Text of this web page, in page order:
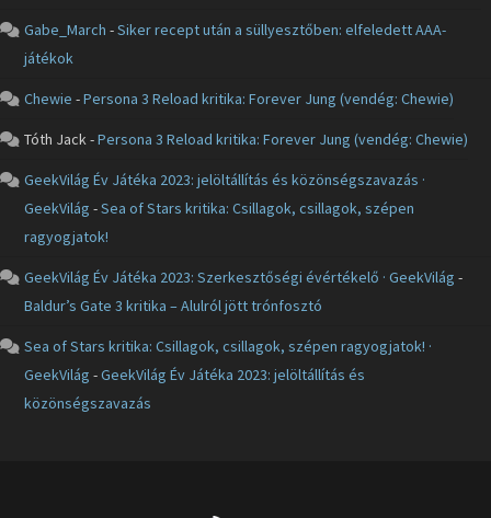
Gabe_March -Siker recept után a süllyesztőben: elfeledett AAA-
játékok
Chewie -Persona 3 Reload kritika: Forever Jung (vendég: Chewie)
Tóth Jack-Persona 3 Reload kritika: Forever Jung (vendég: Chewie)
GeekVilág Év Játéka 2023: jelöltállítás és közönségszavazás ·
GeekVilág -Sea of Stars kritika: Csillagok, csillagok, szépen
ragyogjatok!
GeekVilág Év Játéka 2023: Szerkesztőségi évértékelő · GeekVilág -
Baldur’s Gate 3 kritika – Alulról jött trónfosztó
Sea of Stars kritika: Csillagok, csillagok, szépen ragyogjatok! ·
GeekVilág -GeekVilág Év Játéka 2023: jelöltállítás és
közönségszavazás